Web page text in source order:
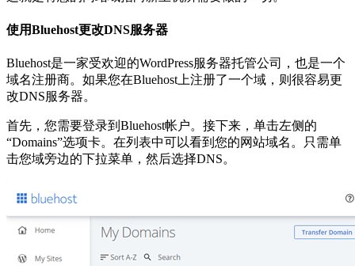
使用Bluehost更改DNS服务器
Bluehost是一家受欢迎的WordPress服务器托管公司，也是一个
域名注册商。如果您在Bluehost上注册了一个域，则很容易更
改DNS服务器。
首先，您需要登录到Bluehost帐户。接下来，单击左侧的
“Domains”选项卡。在列表中可以看到您的网站域名。只需单
击您域旁边的下拉菜单，然后选择DNS。